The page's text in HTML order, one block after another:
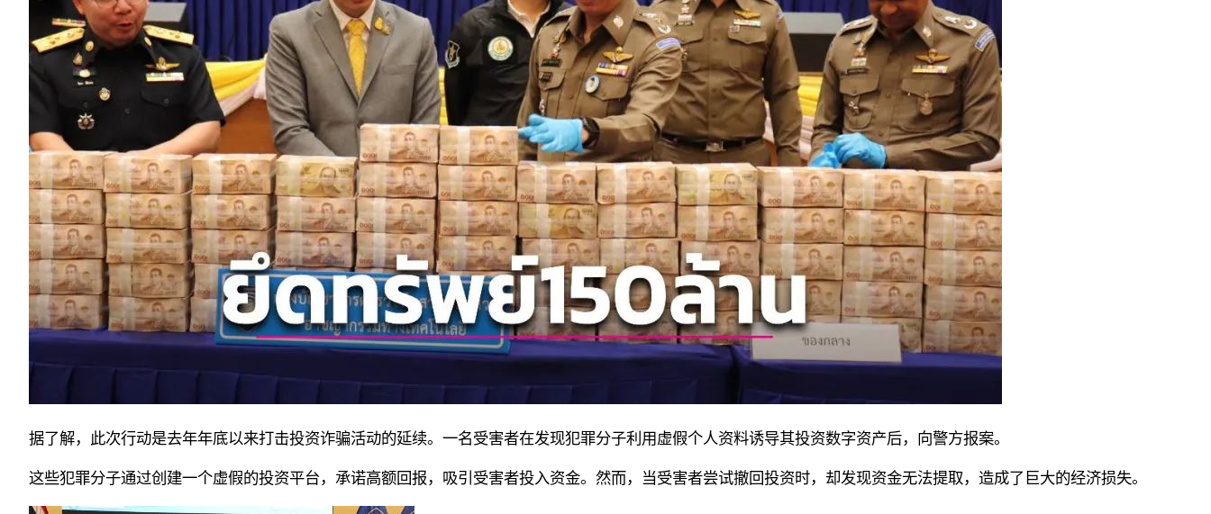
据了解，此次行动是去年年底以来打击投资诈骗活动的延续。一名受害者在发现犯罪分子利用虚假个人资料诱导其投资数字资产后，向警方报案。
这些犯罪分子通过创建一个虚假的投资平台，承诺高额回报，吸引受害者投入资金。然而，当受害者尝试撤回投资时，却发现资金无法提取，造成了巨大的经济损失。